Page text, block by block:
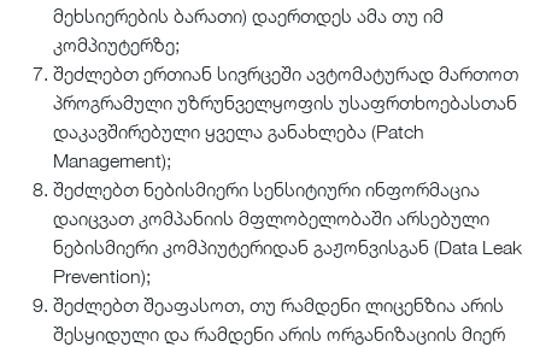
მეხსიერების ბარათი) დაერთდეს ამა თუ იმ
კომპიუტერზე;
შეძლებთ ერთიან სივრცეში ავტომატურად მართოთ
პროგრამული უზრუნველყოფის უსაფრთხოებასთან
დაკავშირებული ყველა განახლება (Patch
Management);
შეძლებთ ნებისმიერი სენსიტიური ინფორმაცია
დაიცვათ კომპანიის მფლობელობაში არსებული
ნებისმიერი კომპიუტერიდან გაჟონვისგან (Data Leak
Prevention);
შეძლებთ შეაფასოთ, თუ რამდენი ლიცენზია არის
შესყიდული და რამდენი არის ორგანიზაციის მიერ